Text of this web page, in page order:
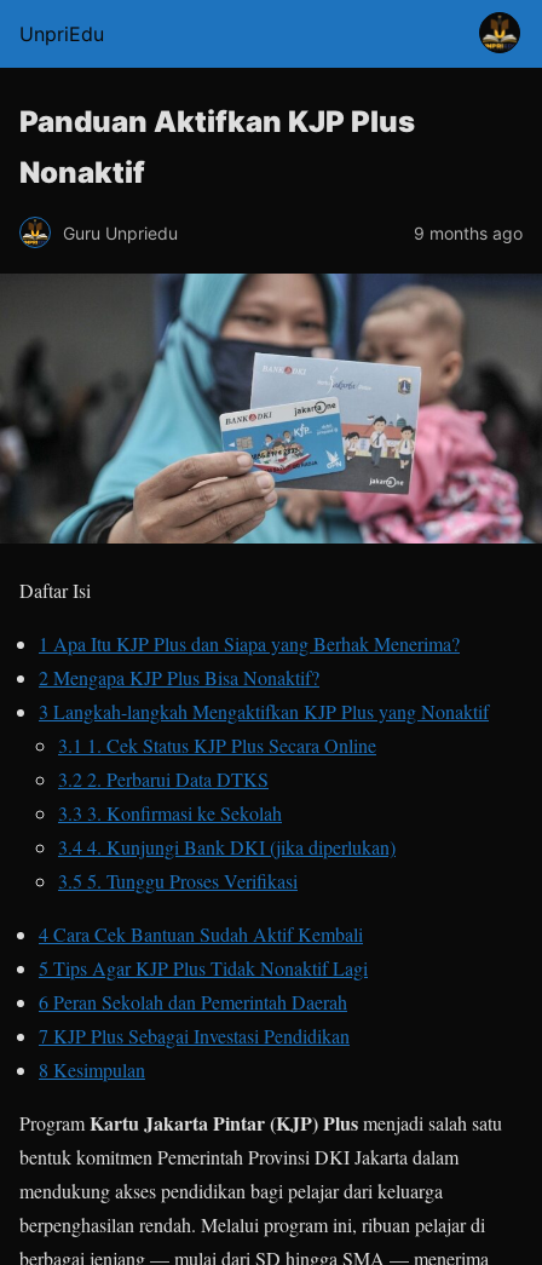
UnpriEdu
Panduan Aktifkan KJP Plus
Nonaktif
Guru Unpriedu 9 months ago
Daftar Isi
1 Apa Itu KJP Plus dan Siapa yang Berhak Menerima?
2Mengapa KJP Plus Bisa Nonaktif?
3 Langkah-langkah Mengaktifkan KJP Plus yang Nonaktif
3.1 1. Cek Status KJP Plus Secara Online
3.22. Perbarui Data DTKS
3.3 3. Konfirmasi ke Sekolah
3.44. Kunjungi Bank DKI (jika diperlukan)
3.5 5. Tunggu Proses Verifikasi
4Cara Cek Bantuan Sudah Aktif Kembali
5 Tips Agar KJP Plus Tidak Nonaktif Lagi
6Peran Sekolah dan Pemerintah Daerah
7 KJP Plus Sebagai Investasi Pendidikan
8 Kesimpulan
ProgramKartu Jakarta Pintar (KJP) Plusmenjadi salah satu
bentuk komitmen Pemerintah Provinsi DKI Jakarta dalam
mendukung akses pendidikan bagi pelajar dari keluarga
berpenghasilan rendah. Melalui program ini, ribuan pelajar di
berbagai jenjang — mulai dari SD hingga SMA — menerima